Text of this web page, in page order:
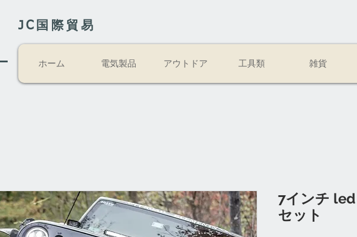
JC国際貿易
ホーム 電気製品 アウトドア 工具類 雑貨
7インチ
セット